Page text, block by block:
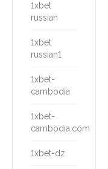
1xbet
russian
1xbet
russian1
1xbet-
cambodia
1xbet-
cambodia.com
1xbet-dz